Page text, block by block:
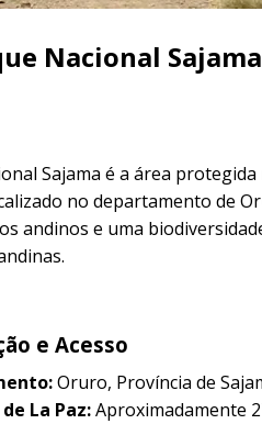
Nacional
Sajama é a área
no departamento de
andinos e uma
e Acesso
Oruro, Província de
La Paz:Aproximadamente